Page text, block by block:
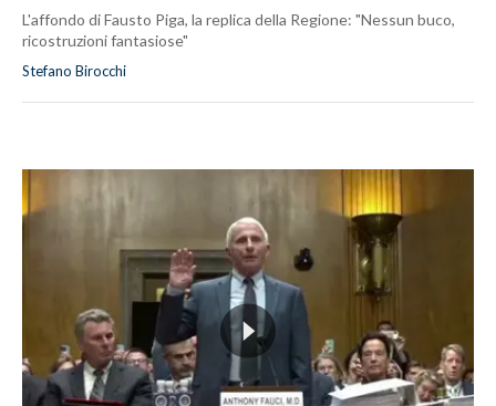
L'affondo di Fausto Piga, la replica della Regione: "Nessun buco,
ricostruzioni fantasiose"
Stefano Birocchi